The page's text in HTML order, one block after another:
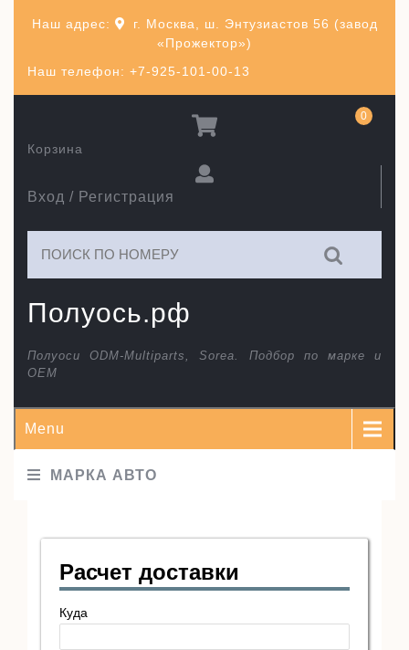
Наш телефон: +7-925-101-00-13
Наш адрес:
г. Москва, ш. Энтузиастов 56 (завод
«Прожектор»)
Полуось.рф
Полуоси ODM-Multiparts, Sorea. Подбор по марке и
ОЕМ
Вход / Регистрация
Корзина
0
Menu
МАРКА АВТО
Расчет доставки
Куда